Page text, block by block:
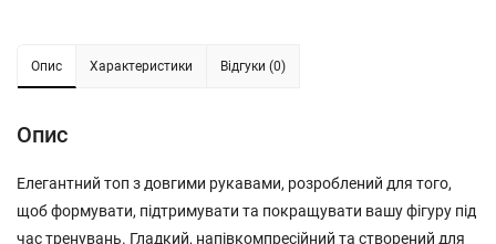
Опис Характеристики Відгуки (0)
Опис
Елегантний топ з довгими рукавами, розроблений для того,
щоб формувати, підтримувати та покращувати вашу фігуру під
час тренувань. Гладкий, напівкомпресійний та створений для